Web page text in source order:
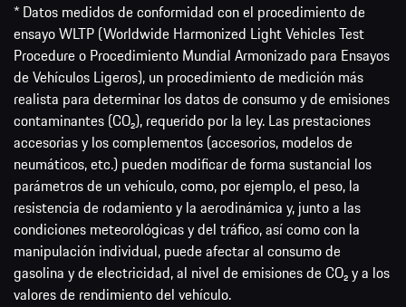
* Datos medidos de conformidad con el procedimiento de
ensayo WLTP (Worldwide Harmonized Light Vehicles Test
Procedure o Procedimiento Mundial Armonizado para Ensayos
de Vehículos Ligeros), un procedimiento de medición más
realista para determinar los datos de consumo y de emisiones
contaminantes (CO₂), requerido por la ley. Las prestaciones
accesorias y los complementos (accesorios, modelos de
neumáticos, etc.) pueden modificar de forma sustancial los
parámetros de un vehículo, como, por ejemplo, el peso, la
resistencia de rodamiento y la aerodinámica y, junto a las
condiciones meteorológicas y del tráfico, así como con la
manipulación individual, puede afectar al consumo de
gasolina y de electricidad, al nivel de emisiones de CO₂ y a los
valores de rendimiento del vehículo.